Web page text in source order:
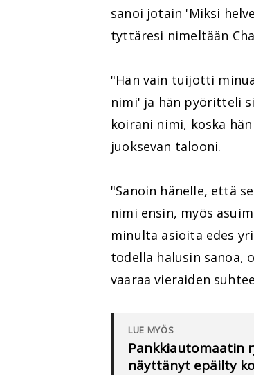
sanoi jotain 'Miksi
tyttäresi nimeltään
"Hän vain tuijotti
nimi' ja hän pyöritteli
koirani nimi, koska
juoksevan talooni.
"Sanoin hänelle, että
nimi ensin, myös
minulta asioita edes
todella halusin sanoa,
vaaraa vieraiden
LUE MYÖS
Pankkiautomaatin
näyttänyt epäilty